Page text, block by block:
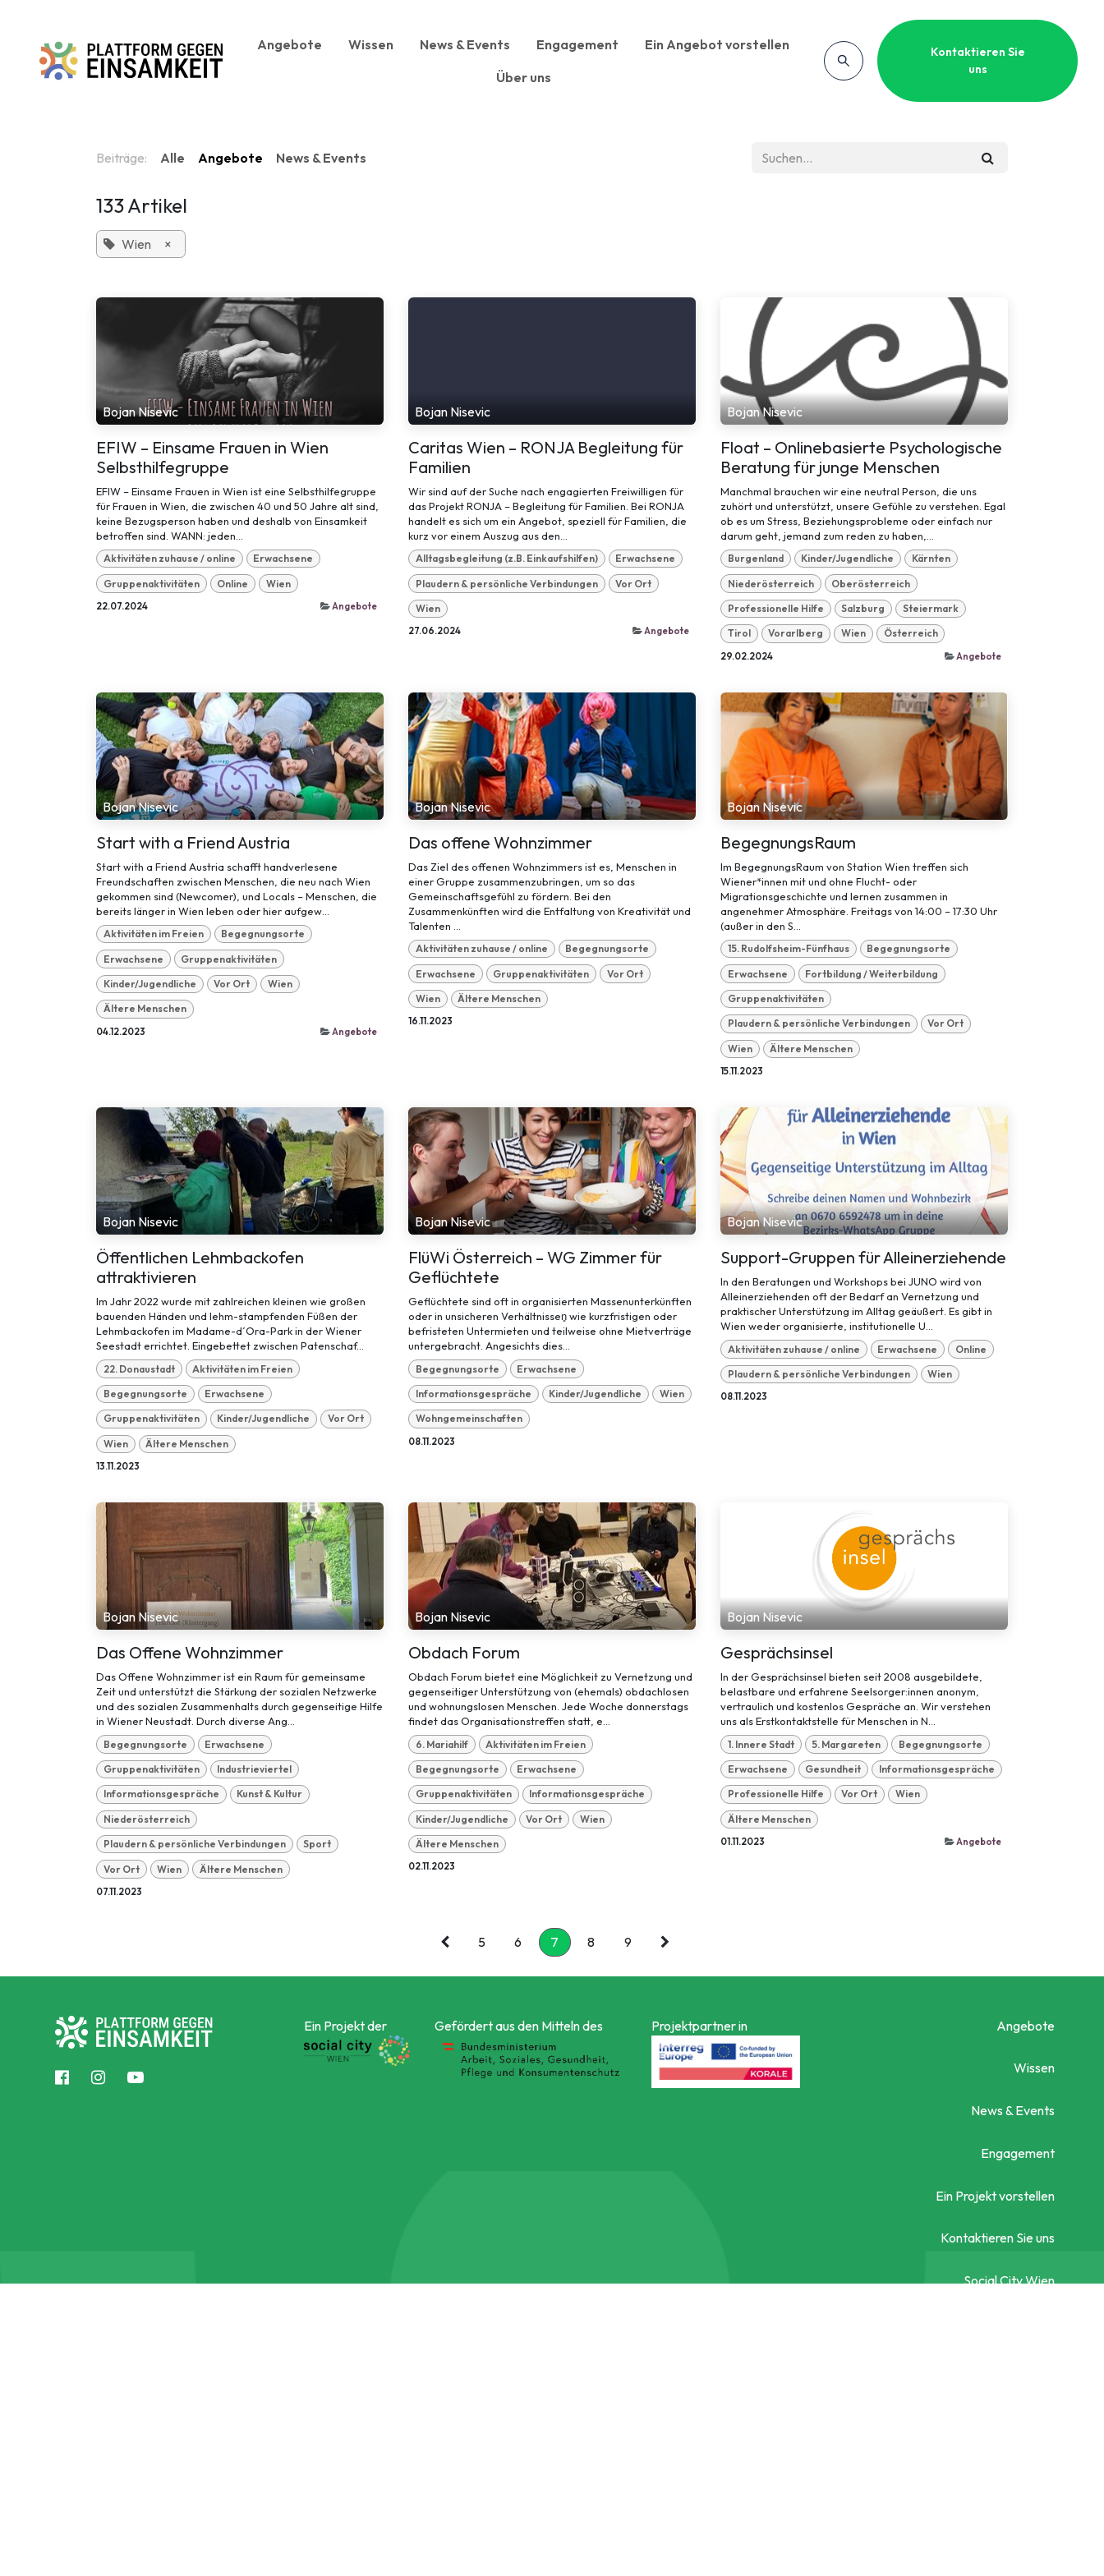
Angebote Wissen News & Events Engagement
Ein Angebot vorstellen
Über uns
Kontaktieren Sie
uns
Beiträge: Alle Angebote News & Events
133 Artikel
Wien ×
Bojan Nisevic
EFIW – Einsame Frauen in Wien
Selbsthilfegruppe
EFIW – Einsame Frauen in Wien ist eine Selbsthilfegruppe
für Frauen in Wien, die zwischen 40 und 50 Jahre alt sind,
keine Bezugsperson haben und deshalb von Einsamkeit
betroffen sind. WANN: jeden...
Aktivitäten zuhause / online Erwachsene
Gruppenaktivitäten Online Wien
22.07.2024 Angebote
Bojan Nisevic
Caritas Wien – RONJA Begleitung für
Familien
Wir sind auf der Suche nach engagierten Freiwilligen für
das Projekt RONJA – Begleitung für Familien. Bei RONJA
handelt es sich um ein Angebot, speziell für Familien, die
kurz vor einem Auszug aus den...
Alltagsbegleitung (z.B. Einkaufshilfen) Erwachsene
Plaudern & persönliche Verbindungen Vor Ort
Wien
27.06.2024 Angebote
Bojan Nisevic
Float – Onlinebasierte Psychologische
Beratung für junge Menschen
Manchmal brauchen wir eine neutral Person, die uns
zuhört und unterstützt, unsere Gefühle zu verstehen. Egal
ob es um Stress, Beziehungsprobleme oder einfach nur
darum geht, jemand zum reden zu haben,...
Burgenland Kinder/Jugendliche Kärnten
Niederösterreich Oberösterreich
Professionelle Hilfe Salzburg Steiermark
Tirol Vorarlberg Wien Österreich
29.02.2024 Angebote
Bojan Nisevic
Start with a Friend Austria
Start with a Friend Austria schafft handverlesene
Freundschaften zwischen Menschen, die neu nach Wien
gekommen sind (Newcomer), und Locals – Menschen, die
bereits länger in Wien leben oder hier aufgew...
Aktivitäten im Freien Begegnungsorte
Erwachsene Gruppenaktivitäten
Kinder/Jugendliche Vor Ort Wien
Ältere Menschen
04.12.2023 Angebote
Bojan Nisevic
Das offene Wohnzimmer
Das Ziel des offenen Wohnzimmers ist es, Menschen in
einer Gruppe zusammenzubringen, um so das
Gemeinschaftsgefühl zu fördern. Bei den
Zusammenkünften wird die Entfaltung von Kreativität und
Talenten ...
Aktivitäten zuhause / online Begegnungsorte
Erwachsene Gruppenaktivitäten Vor Ort
Wien Ältere Menschen
16.11.2023
Bojan Nisevic
BegegnungsRaum
Im BegegnungsRaum von Station Wien treffen sich
Wiener*innen mit und ohne Flucht- oder
Migrationsgeschichte und lernen zusammen in
angenehmer Atmosphäre. Freitags von 14:00 – 17:30 Uhr
(außer in den S...
15. Rudolfsheim-Fünfhaus Begegnungsorte
Erwachsene Fortbildung / Weiterbildung
Gruppenaktivitäten
Plaudern & persönliche Verbindungen Vor Ort
Wien Ältere Menschen
15.11.2023
Bojan Nisevic
Öffentlichen Lehmbackofen
attraktivieren
Im Jahr 2022 wurde mit zahlreichen kleinen wie großen
bauenden Händen und lehm-stampfenden Füßen der
Lehmbackofen im Madame-d´Ora-Park in der Wiener
Seestadt errichtet. Eingebettet zwischen Patenschaf...
22. Donaustadt Aktivitäten im Freien
Begegnungsorte Erwachsene
Gruppenaktivitäten Kinder/Jugendliche Vor Ort
Wien Ältere Menschen
13.11.2023
Bojan Nisevic
FlüWi Österreich – WG Zimmer für
Geflüchtete
Geflüchtete sind oft in organisierten Massenunterkünften
oder in unsicheren Verhältnissen͈ wie kurzfristigen oder
befristeten Untermieten und teilweise ohne Mietverträge
untergebracht. Angesichts dies...
Begegnungsorte Erwachsene
Informationsgespräche Kinder/Jugendliche Wien
Wohngemeinschaften
08.11.2023
Bojan Nisevic
Support-Gruppen für Alleinerziehende
In den Beratungen und Workshops bei JUNO wird von
Alleinerziehenden oft der Bedarf an Vernetzung und
praktischer Unterstützung im Alltag geäußert. Es gibt in
Wien weder organisierte, institutionelle U...
Aktivitäten zuhause / online Erwachsene Online
Plaudern & persönliche Verbindungen Wien
08.11.2023
Bojan Nisevic
Das Offene Wohnzimmer
Das Offene Wohnzimmer ist ein Raum für gemeinsame
Zeit und unterstützt die Stärkung der sozialen Netzwerke
und des sozialen Zusammenhalts durch gegenseitige Hilfe
in Wiener Neustadt. Durch diverse Ang...
Begegnungsorte Erwachsene
Gruppenaktivitäten Industrieviertel
Informationsgespräche Kunst & Kultur
Niederösterreich
Plaudern & persönliche Verbindungen Sport
Vor Ort Wien Ältere Menschen
07.11.2023
Bojan Nisevic
Obdach Forum
Obdach Forum bietet eine Möglichkeit zu Vernetzung und
gegenseitiger Unterstützung von (ehemals) obdachlosen
und wohnungslosen Menschen. Jede Woche donnerstags
findet das Organisationstreffen statt, e...
6. Mariahilf Aktivitäten im Freien
Begegnungsorte Erwachsene
Gruppenaktivitäten Informationsgespräche
Kinder/Jugendliche Vor Ort Wien
Ältere Menschen
02.11.2023
Bojan Nisevic
Gesprächsinsel
In der Gesprächsinsel bieten seit 2008 ausgebildete,
belastbare und erfahrene Seelsorger:innen anonym,
vertraulich und kostenlos Gespräche an. Wir verstehen
uns als Erstkontaktstelle für Menschen in N...
1. Innere Stadt 5. Margareten Begegnungsorte
Erwachsene Gesundheit Informationsgespräche
Professionelle Hilfe Vor Ort Wien
Ältere Menschen
01.11.2023 Angebote
5 6 7 8 9
Ein Projekt der Gefördert aus den Mitteln des Projektpartner in Angebote
Wissen
News & Events
Engagement
Ein Projekt vorstellen
Kontaktieren Sie uns
Social City Wien